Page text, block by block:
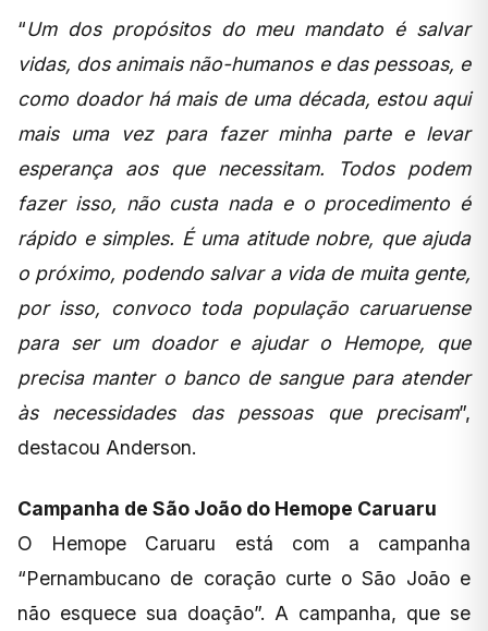
“Um dos propósitos do meu mandato é salvar
vidas, dos animais não-humanos e das pessoas, e
como doador há mais de uma década, estou aqui
mais uma vez para fazer minha parte e levar
esperança aos que necessitam. Todos podem
fazer isso, não custa nada e o procedimento é
rápido e simples. É uma atitude nobre, que ajuda
o próximo, podendo salvar a vida de muita gente,
por isso, convoco toda população caruaruense
para ser um doador e ajudar o Hemope, que
precisa manter o banco de sangue para atender
às necessidades das pessoas que precisam”,
destacou Anderson.
Campanha de São João do Hemope Caruaru
O Hemope Caruaru está com a campanha
“Pernambucano de coração curte o São João e
não esquece sua doação”. A campanha, que se